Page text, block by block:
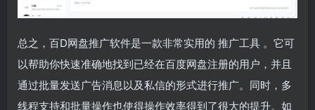
总之，百D网盘推广软件是一款非常实用的 推广工具 。它可
以帮助你快速准确地找到已经在百度网盘注册的用户，并且
通过批量发送广告消息以及私信的形式进行推广。同时，多
线程支持和批量操作也使得操作效率得到了很大的提升。如